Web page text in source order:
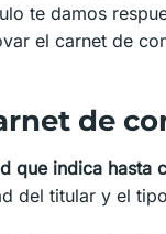
te damos
el carnet de
de
que indica hasta
del titular y el